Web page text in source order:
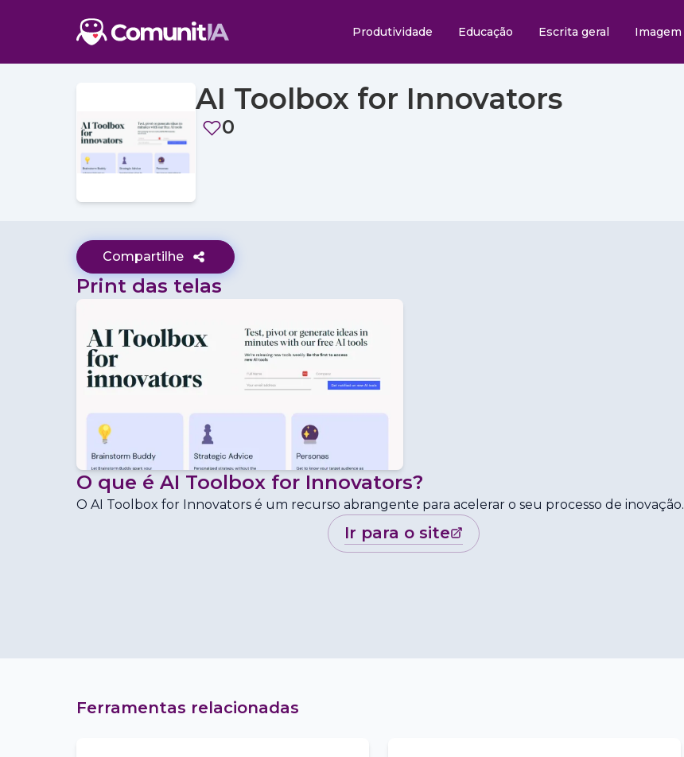
Produtividade Educação Escrita geral Imagem
AI Toolbox for Innovators
0
Compartilhe
Print das telas
O que é AI Toolbox for Innovators?
O AI Toolbox for Innovators é um recurso abrangente para acelerar o seu processo de inovação.
ir para o site
Ferramentas relacionadas